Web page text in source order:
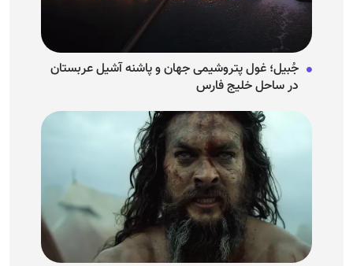
جُبیل؛ غول پتروشیمی جهان و پاشنه آشیل عربستان
در ساحل خلیج فارس